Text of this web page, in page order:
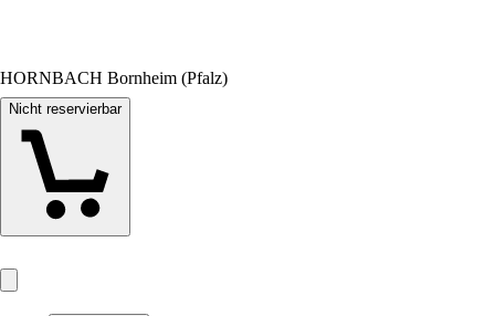
HORNBACH Bornheim (Pfalz)
Nicht reservierbar